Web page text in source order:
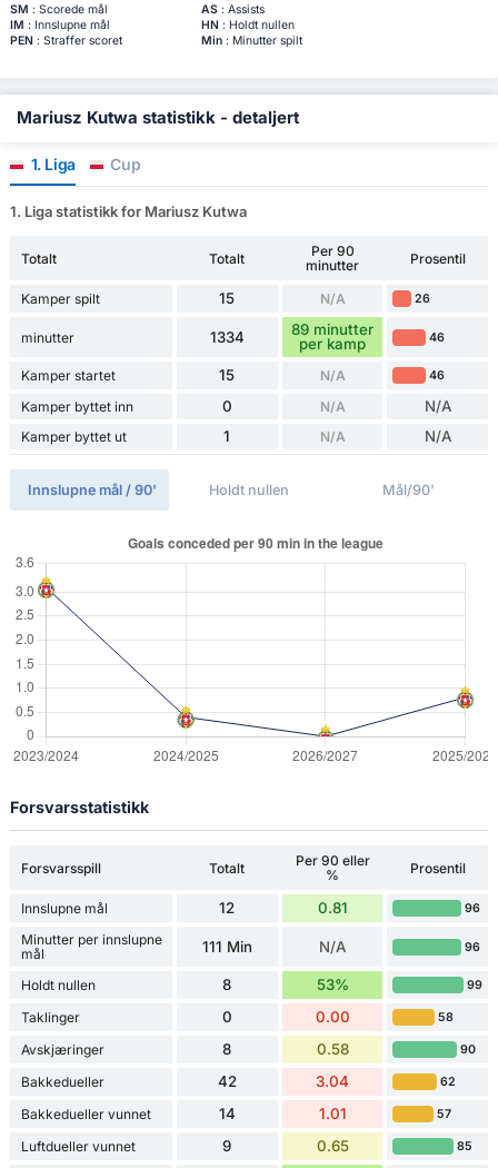
SM : Scorede mål AS: Assists
IM : Innslupne mål HN: Holdt nullen
PEN: Straffer scoret Min: Minutter spilt
Mariusz Kutwa statistikk - detaljert
1. Liga Cup
1. Liga statistikk for Mariusz Kutwa
Totalt Totalt
Per 90
minutter
Prosentil
Kamper spilt 15 N/A 26
minutter 1334
89 minutter
per kamp
46
Kamper startet 15 N/A 46
Kamper byttet inn 0 N/A N/A
Kamper byttet ut 1 N/A N/A
Innslupne mål / 90' Holdt nullen Mål/90'
Forsvarsstatistikk
Forsvarsspill Totalt
Per 90 eller
%
Prosentil
Innslupne mål 12 0.81 96
Minutter per innslupne
mål
111 Min N/A 96
Holdt nullen 8 53% 99
Taklinger 0 0.00 58
Avskjæringer 8 0.58 90
Bakkedueller 42 3.04 62
Bakkedueller vunnet 14 1.01 57
Luftdueller vunnet 9 0.65 85